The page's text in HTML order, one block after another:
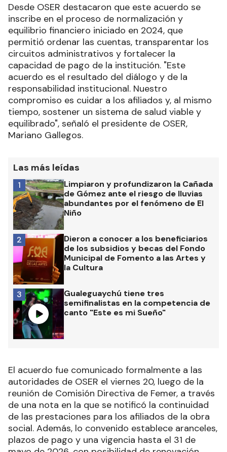
Desde OSER destacaron que este acuerdo se
inscribe en el proceso de normalización y
equilibrio financiero iniciado en 2024, que
permitió ordenar las cuentas, transparentar los
circuitos administrativos y fortalecer la
capacidad de pago de la institución. "Este
acuerdo es el resultado del diálogo y de la
responsabilidad institucional. Nuestro
compromiso es cuidar a los afiliados y, al mismo
tiempo, sostener un sistema de salud viable y
equilibrado", señaló el presidente de OSER,
Mariano Gallegos.
Las más leídas
Limpiaron y profundizaron la Cañada
de Gómez ante el riesgo de lluvias
abundantes por el fenómeno de El
Niño
1
Dieron a conocer a los beneficiarios
de los subsidios y becas del Fondo
Municipal de Fomento a las Artes y
la Cultura
2
Gualeguaychú tiene tres
semifinalistas en la competencia de
canto "Este es mi Sueño"
3
El acuerdo fue comunicado formalmente a las
autoridades de OSER el viernes 20, luego de la
reunión de Comisión Directiva de Femer, a través
de una nota en la que se notificó la continuidad
de las prestaciones para los afiliados de la obra
social. Además, lo convenido establece aranceles,
plazos de pago y una vigencia hasta el 31 de